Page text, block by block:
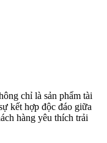
chỉ là sản phẩm tài
kết hợp độc đáo giữa
hàng yêu thích trải